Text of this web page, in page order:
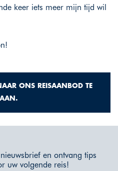
keer iets meer mijn tijd wil
ONS REISAANBOD TE
en ontvang tips
uw volgende reis!